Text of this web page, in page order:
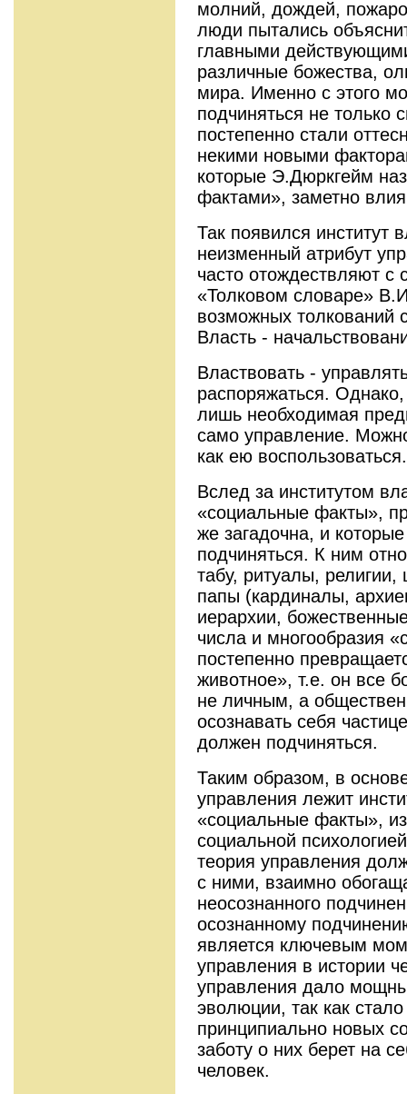
молний, дождей,
люди пытались
главными
различные божества,
мира. Именно с этого
подчиняться не только
постепенно стали
некими новыми
которые Э.Дюркгейм
фактами», заметно
Так появился институт
неизменный атрибут
часто отождествляют
«Толковом словаре»
возможных толкований
Власть -
Властвовать -
распоряжаться.
лишь необходимая
само управление.
как ею воспользоваться.
Вслед за институтом
«социальные факты»,
же загадочна, и
подчиняться. К ним
табу, ритуалы,
папы (кардиналы,
иерархии,
числа и многообразия
постепенно
животное», т.е. он все
не личным, а
осознавать себя
должен подчиняться.
Таким образом, в
управления лежит
«социальные факты»,
социальной
теория управления
с ними, взаимно
неосознанного
осознанному
является ключевым
управления в истории
управления дало
эволюции, так как
принципиально новых
заботу о них берет на
человек.